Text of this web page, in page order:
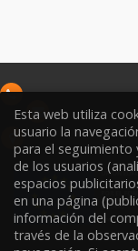
Esta web utiliza
usuario la
para el
de los usuarios
espacios
en una página
información del
través de la